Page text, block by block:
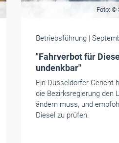
Foto: ©
Betriebsführung |
"Fahrverbot für
undenkbar"
Ein Düsseldorfer Gericht
die Bezirksregierung den
ändern muss, und
Diesel zu prüfen.